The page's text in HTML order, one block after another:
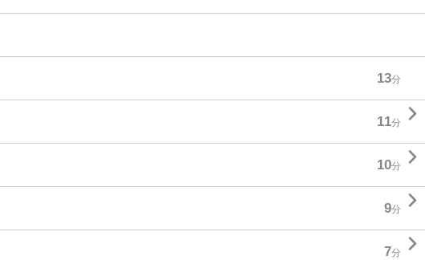
13分
11分 
10分 
9分 
7分 